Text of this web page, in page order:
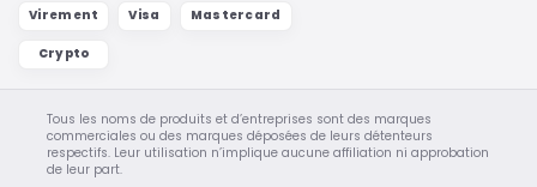
Virement Visa Mastercard
Crypto
Tous les noms de produits et d’entreprises sont des marques
commerciales ou des marques déposées de leurs détenteurs
respectifs. Leur utilisation n’implique aucune affiliation ni approbation
de leur part.